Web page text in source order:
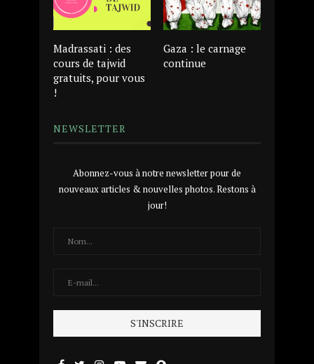
Madrassati : des
cours de tajwid
gratuits, pour vous
!
Gaza : le carnage
continue
NEWSLETTER
Abonnez-vous à notre newsletter pour de
nouveaux articles & nouvelles photos. Restons à
jour!